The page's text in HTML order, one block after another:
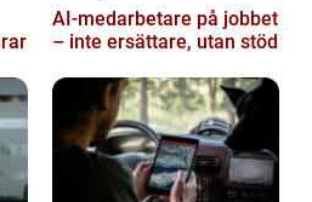
AI‑medarbetare på jobbet
– inte ersättare, utan stöd